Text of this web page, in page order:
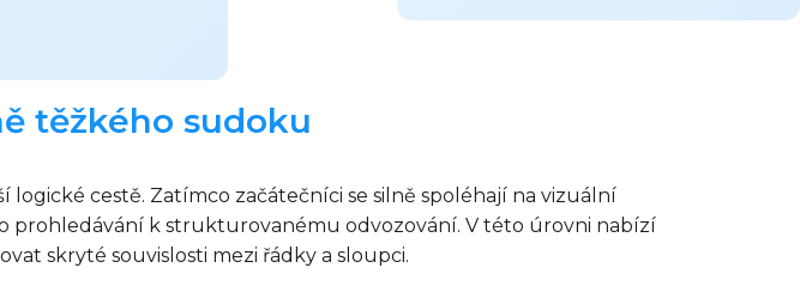
těžkého sudoku
cestě. Zatímco začátečníci se silně spoléhají na vizuální
prohledávání k strukturovanému odvozování. V této úrovni nabízí
skryté souvislosti mezi řádky a sloupci.